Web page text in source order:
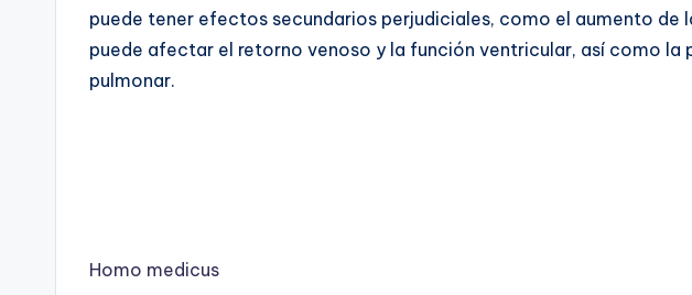
puede tener efectos secundarios perjudiciales, como el aumento de
puede afectar el retorno venoso y la función ventricular, así como la
pulmonar.
Homo medicus